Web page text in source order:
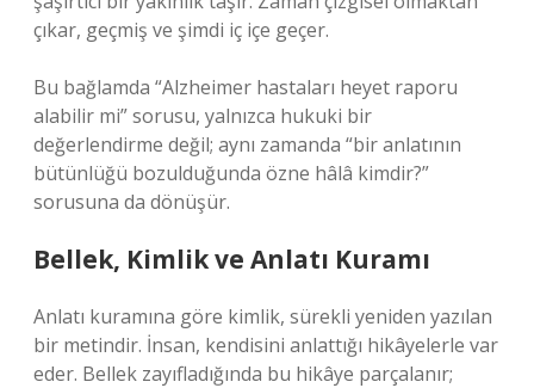
çıkar, geçmiş ve şimdi iç içe geçer.
Bu bağlamda “Alzheimer hastaları heyet raporu
alabilir mi” sorusu, yalnızca hukuki bir
değerlendirme değil; aynı zamanda “bir anlatının
bütünlüğü bozulduğunda özne hâlâ kimdir?”
sorusuna da dönüşür.
Bellek, Kimlik ve Anlatı Kuramı
Anlatı kuramına göre kimlik, sürekli yeniden yazılan
bir metindir. İnsan, kendisini anlattığı hikâyelerle var
eder. Bellek zayıfladığında bu hikâye parçalanır;